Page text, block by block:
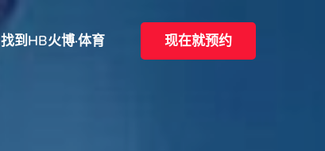
找到HB火博·体育 现在就预约